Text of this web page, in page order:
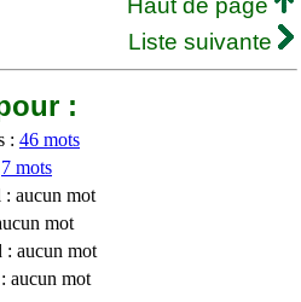
Haut de page
Liste suivante
:
: 46 mots
7 mots
: aucun mot
mot
: aucun mot
aucun mot